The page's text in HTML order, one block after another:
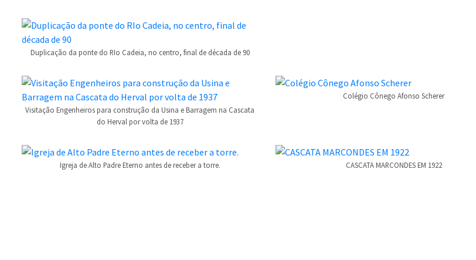
Duplicação da ponte do RIo Cadeia, no centro, final de década de 90
Visitação Engenheiros para construção da Usina e Barragem na Cascata
do Herval por volta de 1937
Colégio Cônego Afonso Scherer
Igreja de Alto Padre Eterno antes de receber a torre. CASCATA MARCONDES EM 1922